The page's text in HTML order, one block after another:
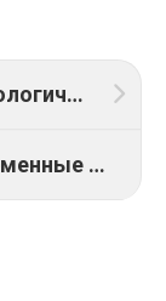
Психологическая помощь онкологическим пациентам
Терапия алкоголизма: современные методы